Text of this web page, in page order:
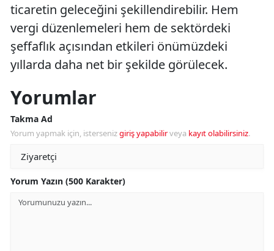
ticaretin geleceğini şekillendirebilir. Hem
vergi düzenlemeleri hem de sektördeki
şeffaflık açısından etkileri önümüzdeki
yıllarda daha net bir şekilde görülecek.
Yorumlar
Takma Ad
Yorum yapmak için, istersenizgiriş yapabilirveya kayıt olabilirsiniz.
Yorum Yazın (500 Karakter)